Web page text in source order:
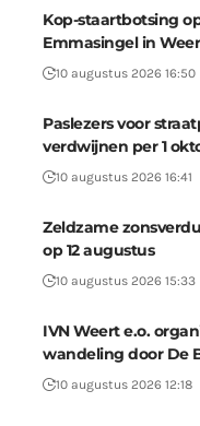
Kop-staartbotsing
Emmasingel in
10 augustus 2026 16:50
Paslezers voor
verdwijnen per 1
10 augustus 2026 16:41
Zeldzame
op 12 augustus
10 augustus 2026 15:33
IVN Weert e.o.
wandeling door De
10 augustus 2026 12:18